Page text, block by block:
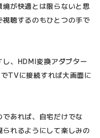
が快適とは限らないと思
聴するのもひとつの手で
、HDMI変換アダプター
TVに接続すれば大画面に
あれば、自宅だけでな
れるようにして楽しみの